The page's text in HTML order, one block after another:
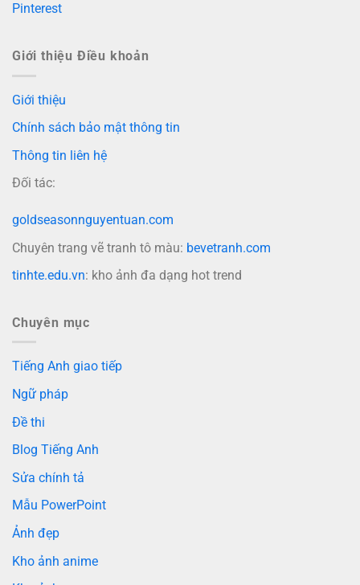
Pinterest
Giới thiệu Điều khoản
Giới thiệu
Chính sách bảo mật thông tin
Thông tin liên hệ
Đối tác:
goldseasonnguyentuan.com
Chuyên trang vẽ tranh tô màu: bevetranh.com
tinhte.edu.vn: kho ảnh đa dạng hot trend
Chuyên mục
Tiếng Anh giao tiếp
Ngữ pháp
Đề thi
Blog Tiếng Anh
Sửa chính tả
Mẫu PowerPoint
Ảnh đẹp
Kho ảnh anime